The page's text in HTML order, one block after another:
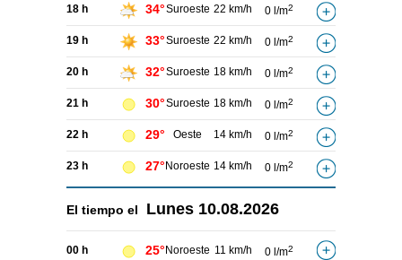
18 h 34°Suroeste 22 km/h 0 l/m2
19 h 33°Suroeste 22 km/h 0 l/m2
20 h 32°Suroeste 18 km/h 0 l/m2
21 h 30°Suroeste 18 km/h 0 l/m2
22 h 29° Oeste 14 km/h 0 l/m2
23 h 27° Noroeste 14 km/h 0 l/m2
El tiempo el Lunes 10.08.2026
00 h 25° Noroeste 11 km/h 0 l/m2